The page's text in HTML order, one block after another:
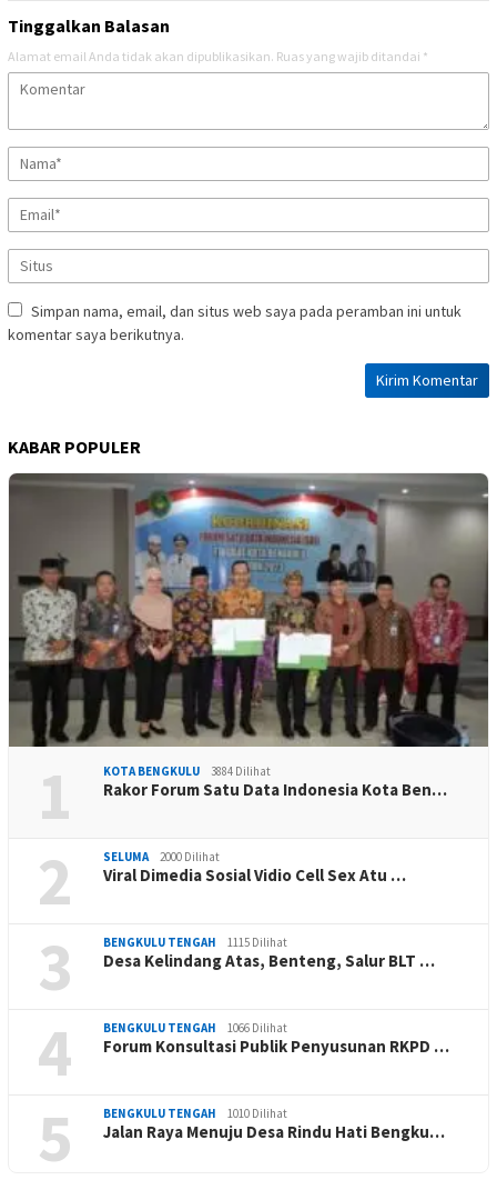
Tinggalkan Balasan
Alamat email Anda tidak akan dipublikasikan. Ruas yang wajib ditandai *
Simpan nama, email, dan situs web saya pada peramban ini untuk
komentar saya berikutnya.
KABAR POPULER
1 KOTA BENGKULU 3884 Dilihat
Rakor Forum Satu Data Indonesia Kota Ben…
2 SELUMA 2000 Dilihat
Viral Dimedia Sosial Vidio Cell Sex Atu …
3 BENGKULU TENGAH 1115 Dilihat
Desa Kelindang Atas, Benteng, Salur BLT …
4 BENGKULU TENGAH 1066 Dilihat
Forum Konsultasi Publik Penyusunan RKPD …
5 BENGKULU TENGAH 1010 Dilihat
Jalan Raya Menuju Desa Rindu Hati Bengku…